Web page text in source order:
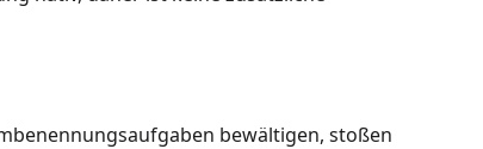
bewältigen, stoßen